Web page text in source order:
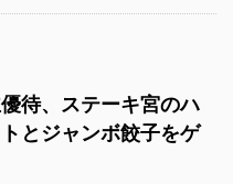
待、ステーキ宮のハ
とジャンボ餃子をゲ